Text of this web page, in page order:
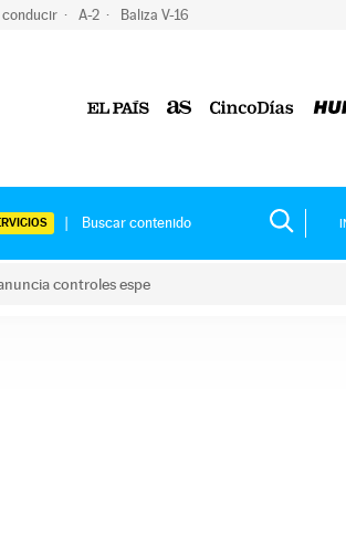
conducir A-2 Baliza V-16
controles espe